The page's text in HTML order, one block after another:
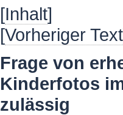
[Inhalt]
[Vorheriger Text
Frage von
Kinderfotos
zulässig